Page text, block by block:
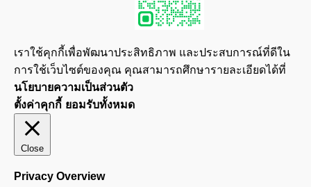
เราใช้คุกกี้เพื่อพัฒนาประสิทธิภาพ และประสบการณ์ที่ดีใน
การใช้เว็บไซต์ของคุณ คุณสามารถศึกษารายละเอียดได้ที่
นโยบายความเป็นส่วนตัว
ตั้งค่าคุกกี้ ยอมรับทั้งหมด
Close
Privacy Overview